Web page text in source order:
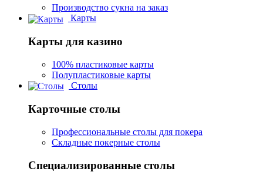
Производство сукна на заказ
Карты
Карты для казино
100% пластиковые карты
Полупластиковые карты
Столы
Карточные столы
Профессиональные столы для покера
Складные покерные столы
Специализированные столы